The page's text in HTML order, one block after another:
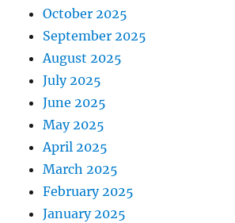
October 2025
September 2025
August 2025
July 2025
June 2025
May 2025
April 2025
March 2025
February 2025
January 2025